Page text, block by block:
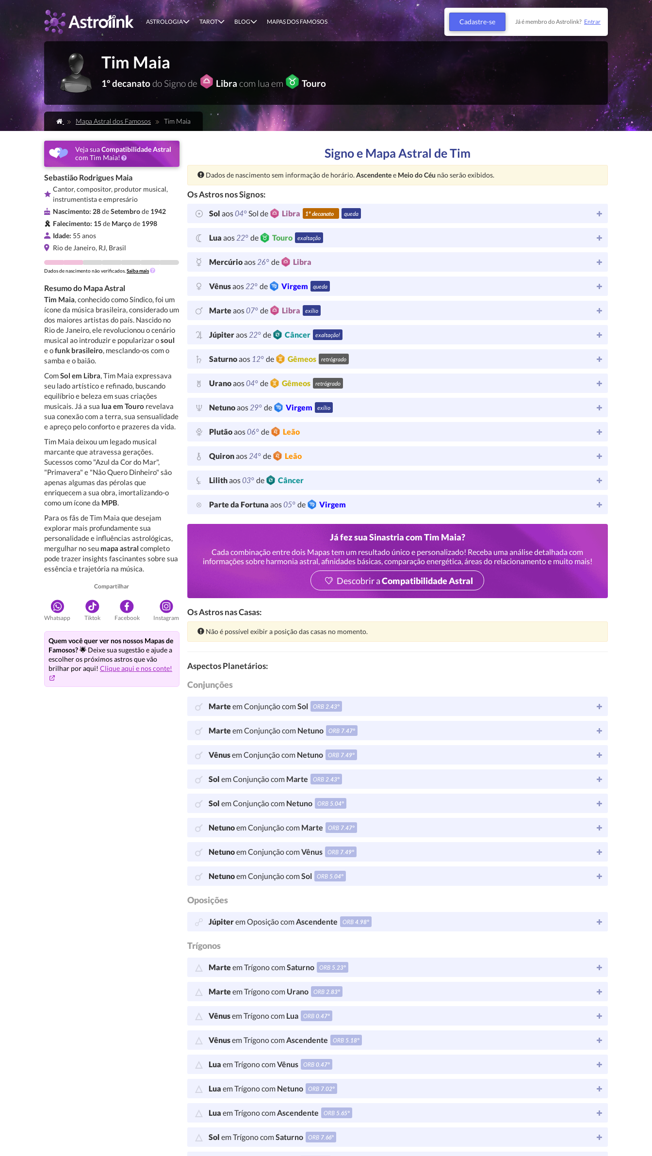
ASTROLOGIA TAROT BLOG MAPAS DOS FAMOSOS Cadastre-se Já é membro do Astrolink? Entrar
Tim Maia
1º decanatodo Signo de Libra com lua em Touro
Mapa Astral dos Famosos Tim Maia
Veja suaCompatibilidade Astral
com Tim Maia!
Sebastião Rodrigues Maia
Cantor, compositor, produtor musical,
instrumentista e empresário
Nascimento: 28deSetembrode 1942
Falecimento: 15de Marçode 1998
Idade: 55 anos
Rio de Janeiro, RJ, Brasil
Dados de nascimento não verificados. Saiba mais
Resumo do Mapa Astral
Tim Maia, conhecido como Síndico, foi um
ícone da música brasileira, considerado um
dos maiores artistas do país. Nascido no
Rio de Janeiro, ele revolucionou o cenário
musical ao introduzir e popularizar osoul
e ofunk brasileiro, mesclando-os com o
samba e o baião.
ComSol em Libra, Tim Maia expressava
seu lado artístico e refinado, buscando
equilíbrio e beleza em suas criações
musicais. Já a sua lua em Touro revelava
sua conexão com a terra, sua sensualidade
e apreço pelo conforto e prazeres da vida.
Tim Maia deixou um legado musical
marcante que atravessa gerações.
Sucessos como "Azul da Cor do Mar",
"Primavera" e "Não Quero Dinheiro" são
apenas algumas das pérolas que
enriquecem a sua obra, imortalizando-o
como um ícone da MPB.
Para os fãs de Tim Maia que desejam
explorar mais profundamente sua
personalidade e influências astrológicas,
mergulhar no seu mapa astral completo
pode trazer insights fascinantes sobre sua
essência e trajetória na música.
Compartilhar
Whatsapp Tiktok Facebook Instagram
Quem você quer ver nos nossos Mapas de
Famosos? 🌟 Deixe sua sugestão e ajude a
escolher os próximos astros que vão
brilhar por aqui! Clique aqui e nos conte!
Signo e Mapa Astral de Tim
Atenção:
Dados de nascimento sem informação de horário. Ascendentee Meio do Céu não serão exibidos.
Os Astros nos Signos:
Sol aos04°Sol de Libra 1º decanato queda
Lua aos22° de Touro exaltação
Mercúrioaos26° de Libra
Vênusaos22° de Virgem queda
Marteaos07° de Libra exílio
Júpiteraos22° de Câncer exaltação!
Saturnoaos 12° de Gêmeos retrógrado
Uranoaos04° de Gêmeos retrógrado
Netunoaos29° de Virgem exílio
Plutãoaos06° de Leão
Quironaos24° de Leão
Lilithaos03° de Câncer
Parte da Fortuna aos05° de Virgem
Já fez sua Sinastria com Tim Maia?
Cada combinação entre dois Mapas tem um resultado único e personalizado! Receba uma análise detalhada com
informações sobre harmonia astral, afinidades básicas, comparação energética, áreas do relacionamento e muito mais!
Descobrir aCompatibilidade Astral
Os Astros nas Casas:
Atenção:
Não é possível exibir a posição das casas no momento.
Aspectos Planetários:
Conjunções
Marteem Conjunção comSol ORB2.43°
Marteem Conjunção com Netuno ORB 7.47°
Vênusem Conjunção com Netuno ORB 7.49°
Sol em Conjunção com Marte ORB2.43°
Sol em Conjunção com Netuno ORB 5.04°
Netunoem Conjunção com Marte ORB 7.47°
Netunoem Conjunção comVênus ORB 7.49°
Netunoem Conjunção comSol ORB 5.04°
Oposições
Júpiterem Oposição comAscendente ORB4.98°
Trígonos
Marteem Trígono comSaturno ORB 5.23°
Marteem Trígono com Urano ORB2.83°
Vênusem Trígono com Lua ORB0.47°
Vênusem Trígono comAscendente ORB 5.18°
Lua em Trígono comVênus ORB0.47°
Lua em Trígono com Netuno ORB 7.02°
Lua em Trígono comAscendente ORB 5.65°
Sol em Trígono comSaturno ORB 7.66°